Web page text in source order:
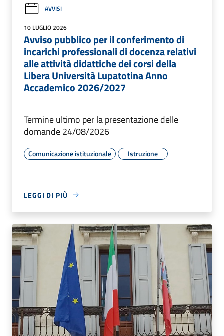
AVVISI
10 LUGLIO 2026
Avviso pubblico per il conferimento di
incarichi professionali di docenza relativi
alle attività didattiche dei corsi della
Libera Università Lupatotina Anno
Accademico 2026/2027
Termine ultimo per la presentazione delle
domande 24/08/2026
Comunicazione istituzionale Istruzione
LEGGI DI PIÙ